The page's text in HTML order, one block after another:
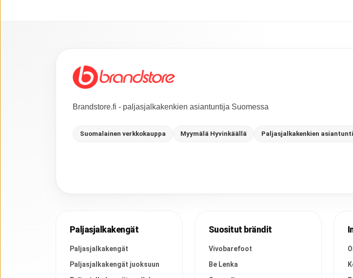
Brandstore.fi - paljasjalkakenkien asiantuntija Suomessa
Suomalainen verkkokauppa Myymälä Hyvinkäällä Paljasjalkakenkien
Paljasjalkakengät
Paljasjalkakengät
Paljasjalkakengät juoksuun
Suositut brändit
Vivobarefoot
Be Lenka